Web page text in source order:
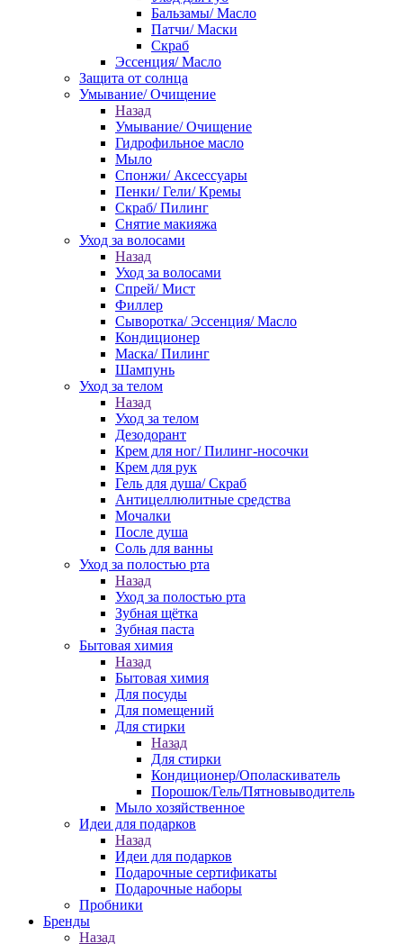
Бальзамы/ Масло
Патчи/ Маски
Скраб
Эссенция/ Масло
Защита от солнца
Умывание/ Очищение
Назад
Умывание/ Очищение
Гидрофильное масло
Мыло
Спонжи/ Аксессуары
Пенки/ Гели/ Кремы
Скраб/ Пилинг
Снятие макияжа
Уход за волосами
Назад
Уход за волосами
Спрей/ Мист
Филлер
Сыворотка/ Эссенция/ Масло
Кондиционер
Маска/ Пилинг
Шампунь
Уход за телом
Назад
Уход за телом
Дезодорант
Крем для ног/ Пилинг-носочки
Крем для рук
Гель для душа/ Скраб
Антицеллюлитные средства
Мочалки
После душа
Соль для ванны
Уход за полостью рта
Назад
Уход за полостью рта
Зубная щётка
Зубная паста
Бытовая химия
Назад
Бытовая химия
Для посуды
Для помещений
Для стирки
Назад
Для стирки
Кондиционер/Ополаскиватель
Порошок/Гель/Пятновыводитель
Мыло хозяйственное
Идеи для подарков
Назад
Идеи для подарков
Подарочные сертификаты
Подарочные наборы
Пробники
Бренды
Назад